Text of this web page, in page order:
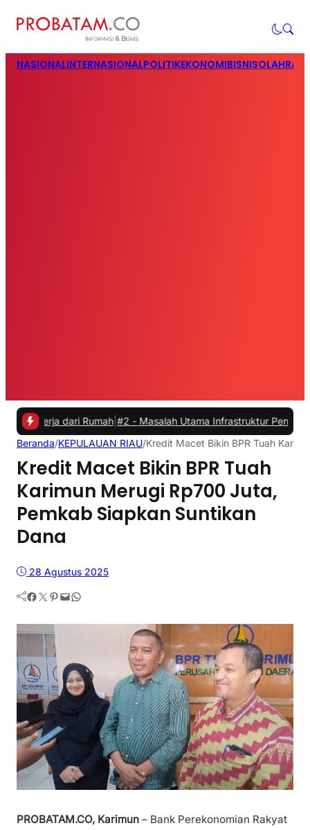
NASIONALINTERNASIONALPOLITIKEKONOMIBISNIS
dari Rumah|#2 -Masalah Utama Infrastruktur Pengisian Daya
Beranda/KEPULAUAN RIAU/Kredit Macet Bikin BPR Tuah
Kredit Macet Bikin BPR Tuah
Karimun Merugi Rp700 Juta,
Pemkab Siapkan Suntikan
Dana
28 Agustus 2025
Facebook Twitter Pinterest Mail WhatsApp
PROBATAM.CO, Karimun – Bank Perekonomian Rakyat